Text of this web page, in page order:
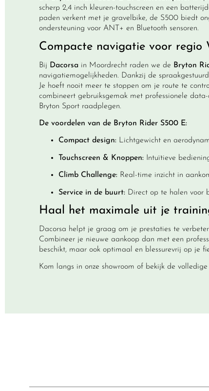
scherp 2,4 inch kleuren-touchscreen en een
paden verkent met je gravelbike, de S500 biedt
ondersteuning voor ANT+ en Bluetooth sensoren.
Compacte navigatie voor regio
Bij Dacorsa in Moordrecht raden we de Bryton
navigatiemogelijkheden. Dankzij de
Je hoeft nooit meer te stoppen om je route te
combineert gebruiksgemak met professionele
Bryton Sport raadplegen.
De voordelen van de Bryton Rider S500 E:
Compact design: Lichtgewicht en
Touchscreen & Knoppen: Intuïtieve
Climb Challenge: Real-time inzicht in
Service in de buurt: Direct op te halen voor
Haal het maximale uit je
Dacorsa helpt je graag om je prestaties te
Combineer je nieuwe aankoop dan met een
beschikt, maar ook optimaal en blessurevrij op je
Kom langs in onze showroom of bekijk de volledige